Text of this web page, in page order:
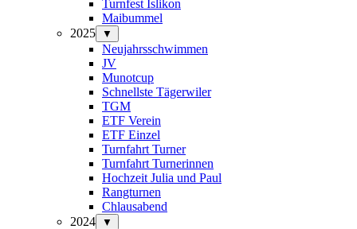
Turnfest Islikon
Maibummel
2025
▼
Neujahrsschwimmen
JV
Munotcup
Schnellste Tägerwiler
TGM
ETF Verein
ETF Einzel
Turnfahrt Turner
Turnfahrt Turnerinnen
Hochzeit Julia und Paul
Rangturnen
Chlausabend
2024
▼